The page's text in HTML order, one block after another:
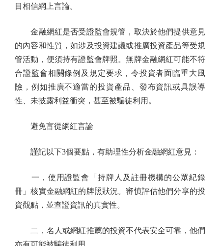
目相信網上言論。
金融網紅是否受證監會規管，取決於他們提供意見
的內容和性質，如涉及投資建議或推廣投資產品等受規
管活動，便須持有證監會牌照。無牌金融網紅可能不符
合證監會相關條例及規定要求，令投資者面臨重大風
險，例如推廣不適當的投資產品、發布資訊或具誤導
性、未披露利益衝突，甚至被騙徒利用。
避免盲從網紅言論
謹記以下3個要點，有助理性分析金融網紅意見：
一，使用證監會「持牌人及註冊機構的公眾紀錄
冊」核實金融網紅的牌照狀況。審慎評估他們分享的投
資觀點，並查證資訊的真實性。
二，名人或網紅推薦的投資不代表安全可靠，他們
亦有可能被騙徒利用。